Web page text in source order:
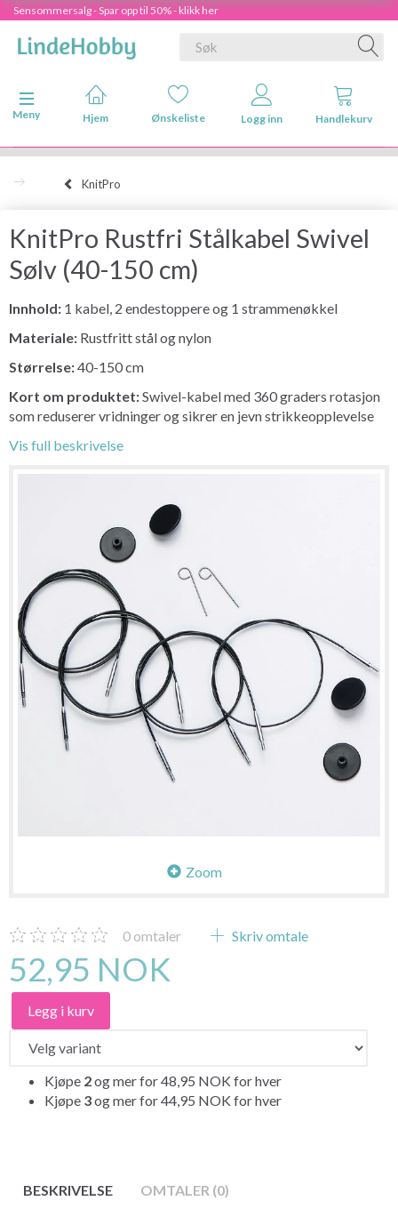
Sensommersalg - Spar opp til 50% - klikk her
Veksle navigasjon
Meny
Hjem Ønskeliste Logg inn Handlekurv
KnitPro
KnitPro Rustfri Stålkabel Swivel
Sølv (40-150 cm)
Innhold: 1 kabel, 2 endestoppere og 1 strammenøkkel
Materiale: Rustfritt stål og nylon
Størrelse:40-150 cm
Kort om produktet:Swivel-kabel med 360 graders rotasjon
som reduserer vridninger og sikrer en jevn strikkeopplevelse
Vis full beskrivelse
Zoom
0 omtaler Skriv omtale
52,95 NOK
Legg i kurv
Kjøpe 2og mer for48,95 NOK for hver
Kjøpe 3og mer for44,95 NOK for hver
BESKRIVELSE OMTALER (0)